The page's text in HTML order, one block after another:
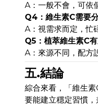
A：一般不會，可依
Q4：維生素C需要
A：視需求而定，忙
Q5：植萃維生素C
A：來源不同，配方
五.結論
綜合來看，「維生
要能建立穩定習慣，